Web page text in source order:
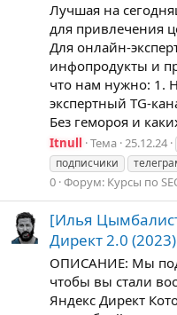
Лучшая на
для привлечения
Для онлайн-
инфопродукты и
что нам нужно: 1.
экспертный TG-
Без гемороя и
Itnull Тема 25.12.24
подписчики
0 Форум: Курсы по
[Илья
Директ 2.0 (2023)
ОПИСАНИЕ: Мы
чтобы вы стали
Яндекс Директ